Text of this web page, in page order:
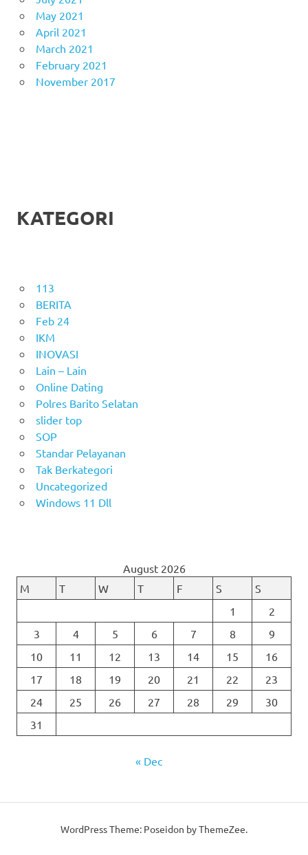
May 2021
April 2021
March 2021
February 2021
November 2017
KATEGORI
113
BERITA
Feb 24
IKM
INOVASI
Lain – Lain
Online Dating
Polres Barito Selatan
slider top
SOP
Standar Pelayanan
Tak Berkategori
Uncategorized
Windows 11 Dll
August 2026
M
T W T F S
S
1
2
3
4 5 6 7 8
9
10
11 12 13 14 15
16
17
18 19 20 21 22
23
24
25 26 27 28 29
30
31
« Dec
WordPress Theme: Poseidon by ThemeZee.